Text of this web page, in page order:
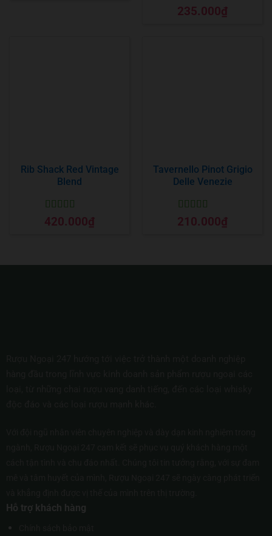
Được xếp
hạng55 sao
235.000₫
Rib Shack Red Vintage
Blend
Được xếp
hạng55 sao
420.000₫
Tavernello Pinot Grigio
Delle Venezie
Được xếp
hạng55 sao
210.000₫
Hỗ trợ khách hàng